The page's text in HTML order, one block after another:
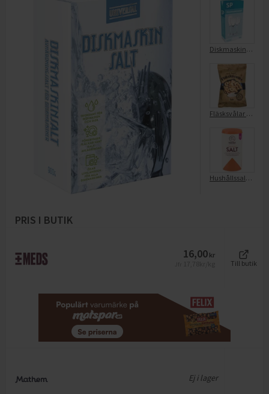
Diskmaskinssalt
Fläsksvålar Gammeldags Med Salt
Hushållssalt Finkornigt Med Jod
PRIS I BUTIK
16,00 kr
Till butik
Ej i lager